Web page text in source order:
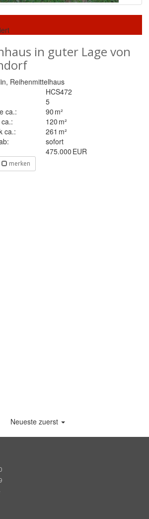
in guter Lage von
Reihenmittelhaus
HCS472
5
ca.:
90 m²
120 m²
ca.:
261 m²
sofort
475.000 EUR
merken
Neueste zuerst